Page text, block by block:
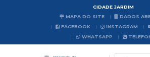
CIDADE JARDIM
MAPA DO SITE
DADOS
FACEBOOK
INSTAGRAM
WHATSAPP